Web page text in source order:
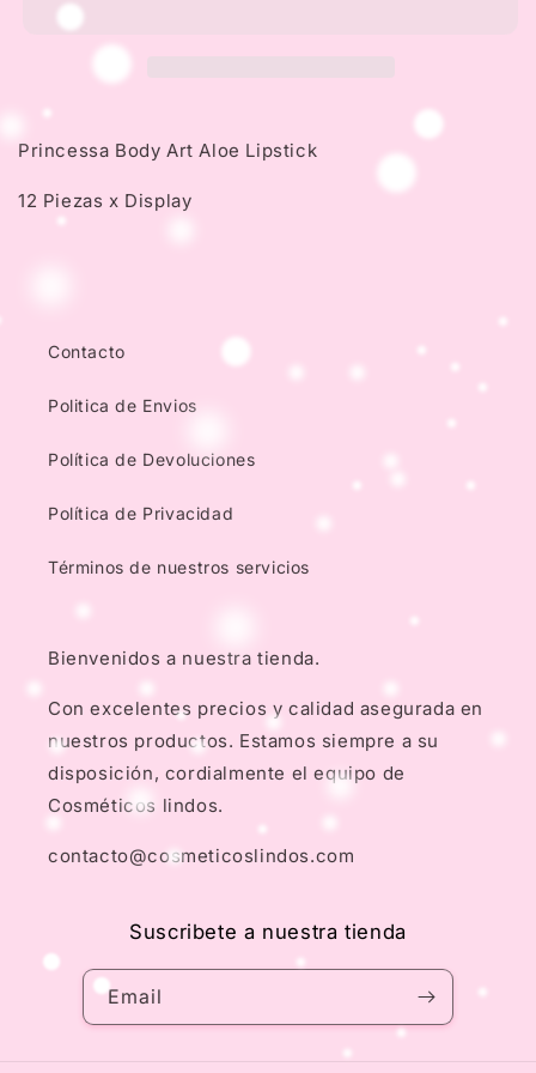
Lipstick
Princessa Body Art Aloe Lipstick
12 Piezas x Display
Contacto
Politica de Envios
Política de Devoluciones
Política de Privacidad
Términos de nuestros servicios
Bienvenidos a nuestra tienda.
Con excelentes precios y calidad asegurada en
nuestros productos. Estamos siempre a su
disposición, cordialmente el equipo de
Cosméticos lindos.
contacto@cosmeticoslindos.com
Suscribete a nuestra tienda
Email